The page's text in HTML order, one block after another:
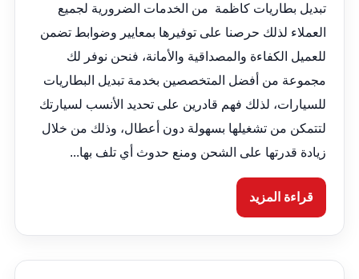
تبديل بطاريات كاظمة من الخدمات الضرورية لجميع
العملاء لذلك حرصنا على توفيرها بمعايير وضوابط تضمن
للعميل الكفاءة والمصداقية والأمانة، فنحن نوفر لك
مجموعة من أفضل المتخصصين بخدمة تبديل البطاريات
للسيارات، لذلك فهم قادرين على تحديد الأنسب لسيارتك
لتتمكن من تشغيلها بسهولة دون أعطال، وذلك من خلال
زيادة قدرتها على الشحن ومنع حدوث أي تلف بها...
قراءة المزيد